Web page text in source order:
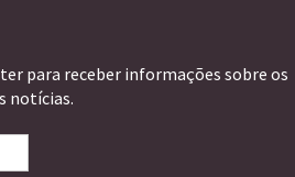
para receber informações sobre os
notícias.